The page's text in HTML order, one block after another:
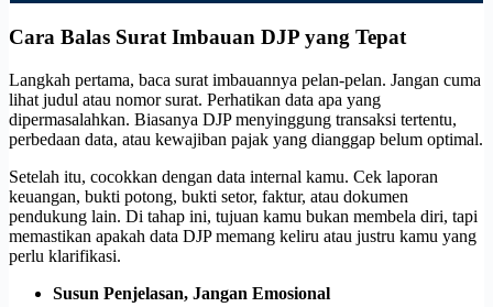
Cara Balas Surat Imbauan DJP yang Tepat
Langkah pertama, baca surat imbauannya pelan-pelan. Jangan cuma
lihat judul atau nomor surat. Perhatikan data apa yang
dipermasalahkan. Biasanya DJP menyinggung transaksi tertentu,
perbedaan data, atau kewajiban pajak yang dianggap belum optimal.
Setelah itu, cocokkan dengan data internal kamu. Cek laporan
keuangan, bukti potong, bukti setor, faktur, atau dokumen
pendukung lain. Di tahap ini, tujuan kamu bukan membela diri, tapi
memastikan apakah data DJP memang keliru atau justru kamu yang
perlu klarifikasi.
Susun Penjelasan, Jangan Emosional